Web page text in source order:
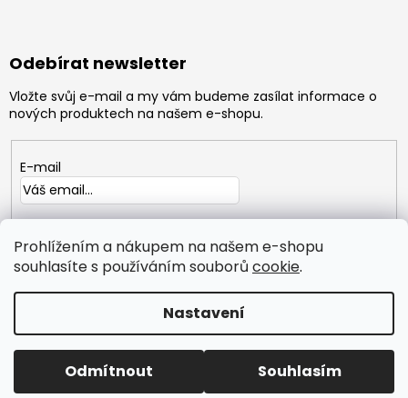
Prohlížením a nákupem na našem e-shopu
souhlasíte s používáním souborů cookie.
Nastavení
Odmítnout Souhlasím
Odebírat newsletter
Vložte svůj e-mail a my vám budeme zasílat informace o
nových produktech na našem e-shopu.
E-mail
osobních údajů
Copyright 2026GYMTIME. Všechna práva vyhrazena.